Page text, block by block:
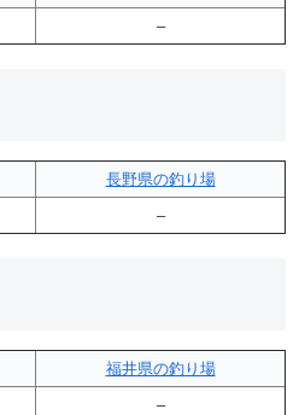
–
長野県の釣り場
–
福井県の釣り場
–